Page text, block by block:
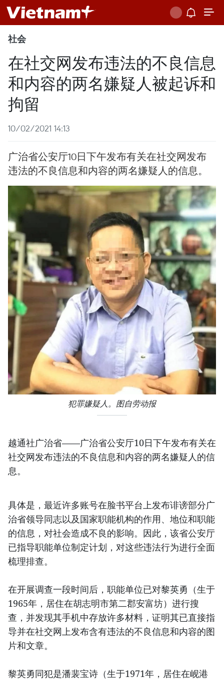
社会
在社交网发布违法的不良信息
和内容的两名嫌疑人被起诉和
拘留
10/02/2021 14:13
广治省公安厅10日下午发布有关在社交网发布
违法的不良信息和内容的两名嫌疑人的信息。
犯罪嫌疑人。图自劳动报
越通社广治省——广治省公安厅10日下午发布有关在
社交网发布违法的不良信息和内容的两名嫌疑人的信
息。
具体是，最近许多账号在脸书平台上发布诽谤部分广
治省领导同志以及国家职能机构的作用、地位和职能
的信息，对社会造成不良的影响。因此，该省公安厅
已指导职能单位制定计划，对这些违法行为进行全面
梳理排查。
在开展调查一段时间后，职能单位已对黎英勇（生于
1965年，居住在胡志明市第二郡安富坊）进行搜
查，并发现其手机中存放许多材料，证明其已直接指
导并在社交网上发布含有违法的不良信息和内容的图
片和文章。
黎英勇同犯是潘裴宝诗（生于1971年，居住在岘港